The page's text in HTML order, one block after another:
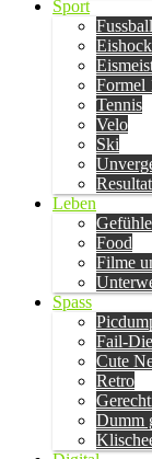
Sport
Fussball
Formel
Tennis
Velo
Ski
Leben
Gefühle
Food
Filme
Spass
Fail-
Cute
Retro
Dumm